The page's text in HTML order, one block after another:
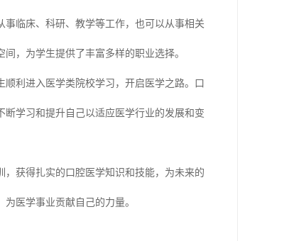
临床、科研、教学等工作，也可以从事相关
，为学生提供了丰富多样的职业选择。
利进入医学类院校学习，开启医学之路。口
学习和提升自己以适应医学行业的发展和变
获得扎实的口腔医学知识和技能，为未来的
医学事业贡献自己的力量。